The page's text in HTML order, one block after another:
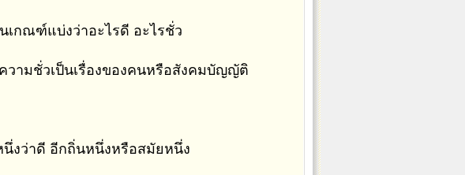
เกณฑ์แบ่งว่าอะไรดี อะไรชั่ว
ามชั่วเป็นเรื่องของคนหรือสังคมบัญญัติ
งว่าดี อีกถิ่นหนึ่งหรือสมัยหนึ่ง